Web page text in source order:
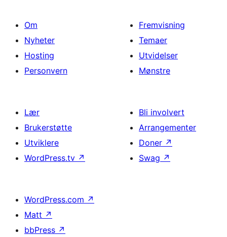
Om
Nyheter
Hosting
Personvern
Fremvisning
Temaer
Utvidelser
Mønstre
Lær
Brukerstøtte
Utviklere
WordPress.tv ↗
Bli involvert
Arrangementer
Doner ↗
Swag ↗
WordPress.com ↗
Matt ↗
bbPress ↗